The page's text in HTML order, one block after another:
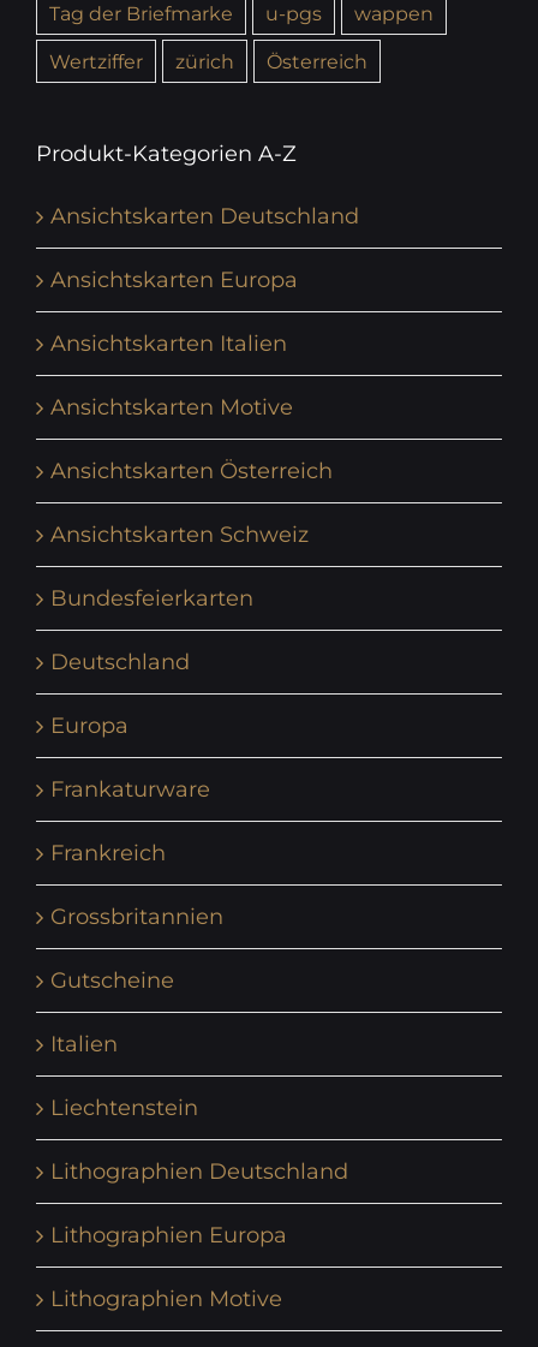
Tag der Briefmarke
u-pgs
wappen
Wertziffer
zürich Österreich
Produkt-Kategorien A-Z
Ansichtskarten Deutschland
Ansichtskarten Europa
Ansichtskarten Italien
Ansichtskarten Motive
Ansichtskarten Österreich
Ansichtskarten Schweiz
Bundesfeierkarten
Deutschland
Europa
Frankaturware
Frankreich
Grossbritannien
Gutscheine
Italien
Liechtenstein
Lithographien Deutschland
Lithographien Europa
Lithographien Motive